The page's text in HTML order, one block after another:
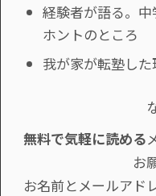
経験者が語る。
ホントのところ
我が家が転塾した
無料で気軽に読める
お
お名前とメールアド